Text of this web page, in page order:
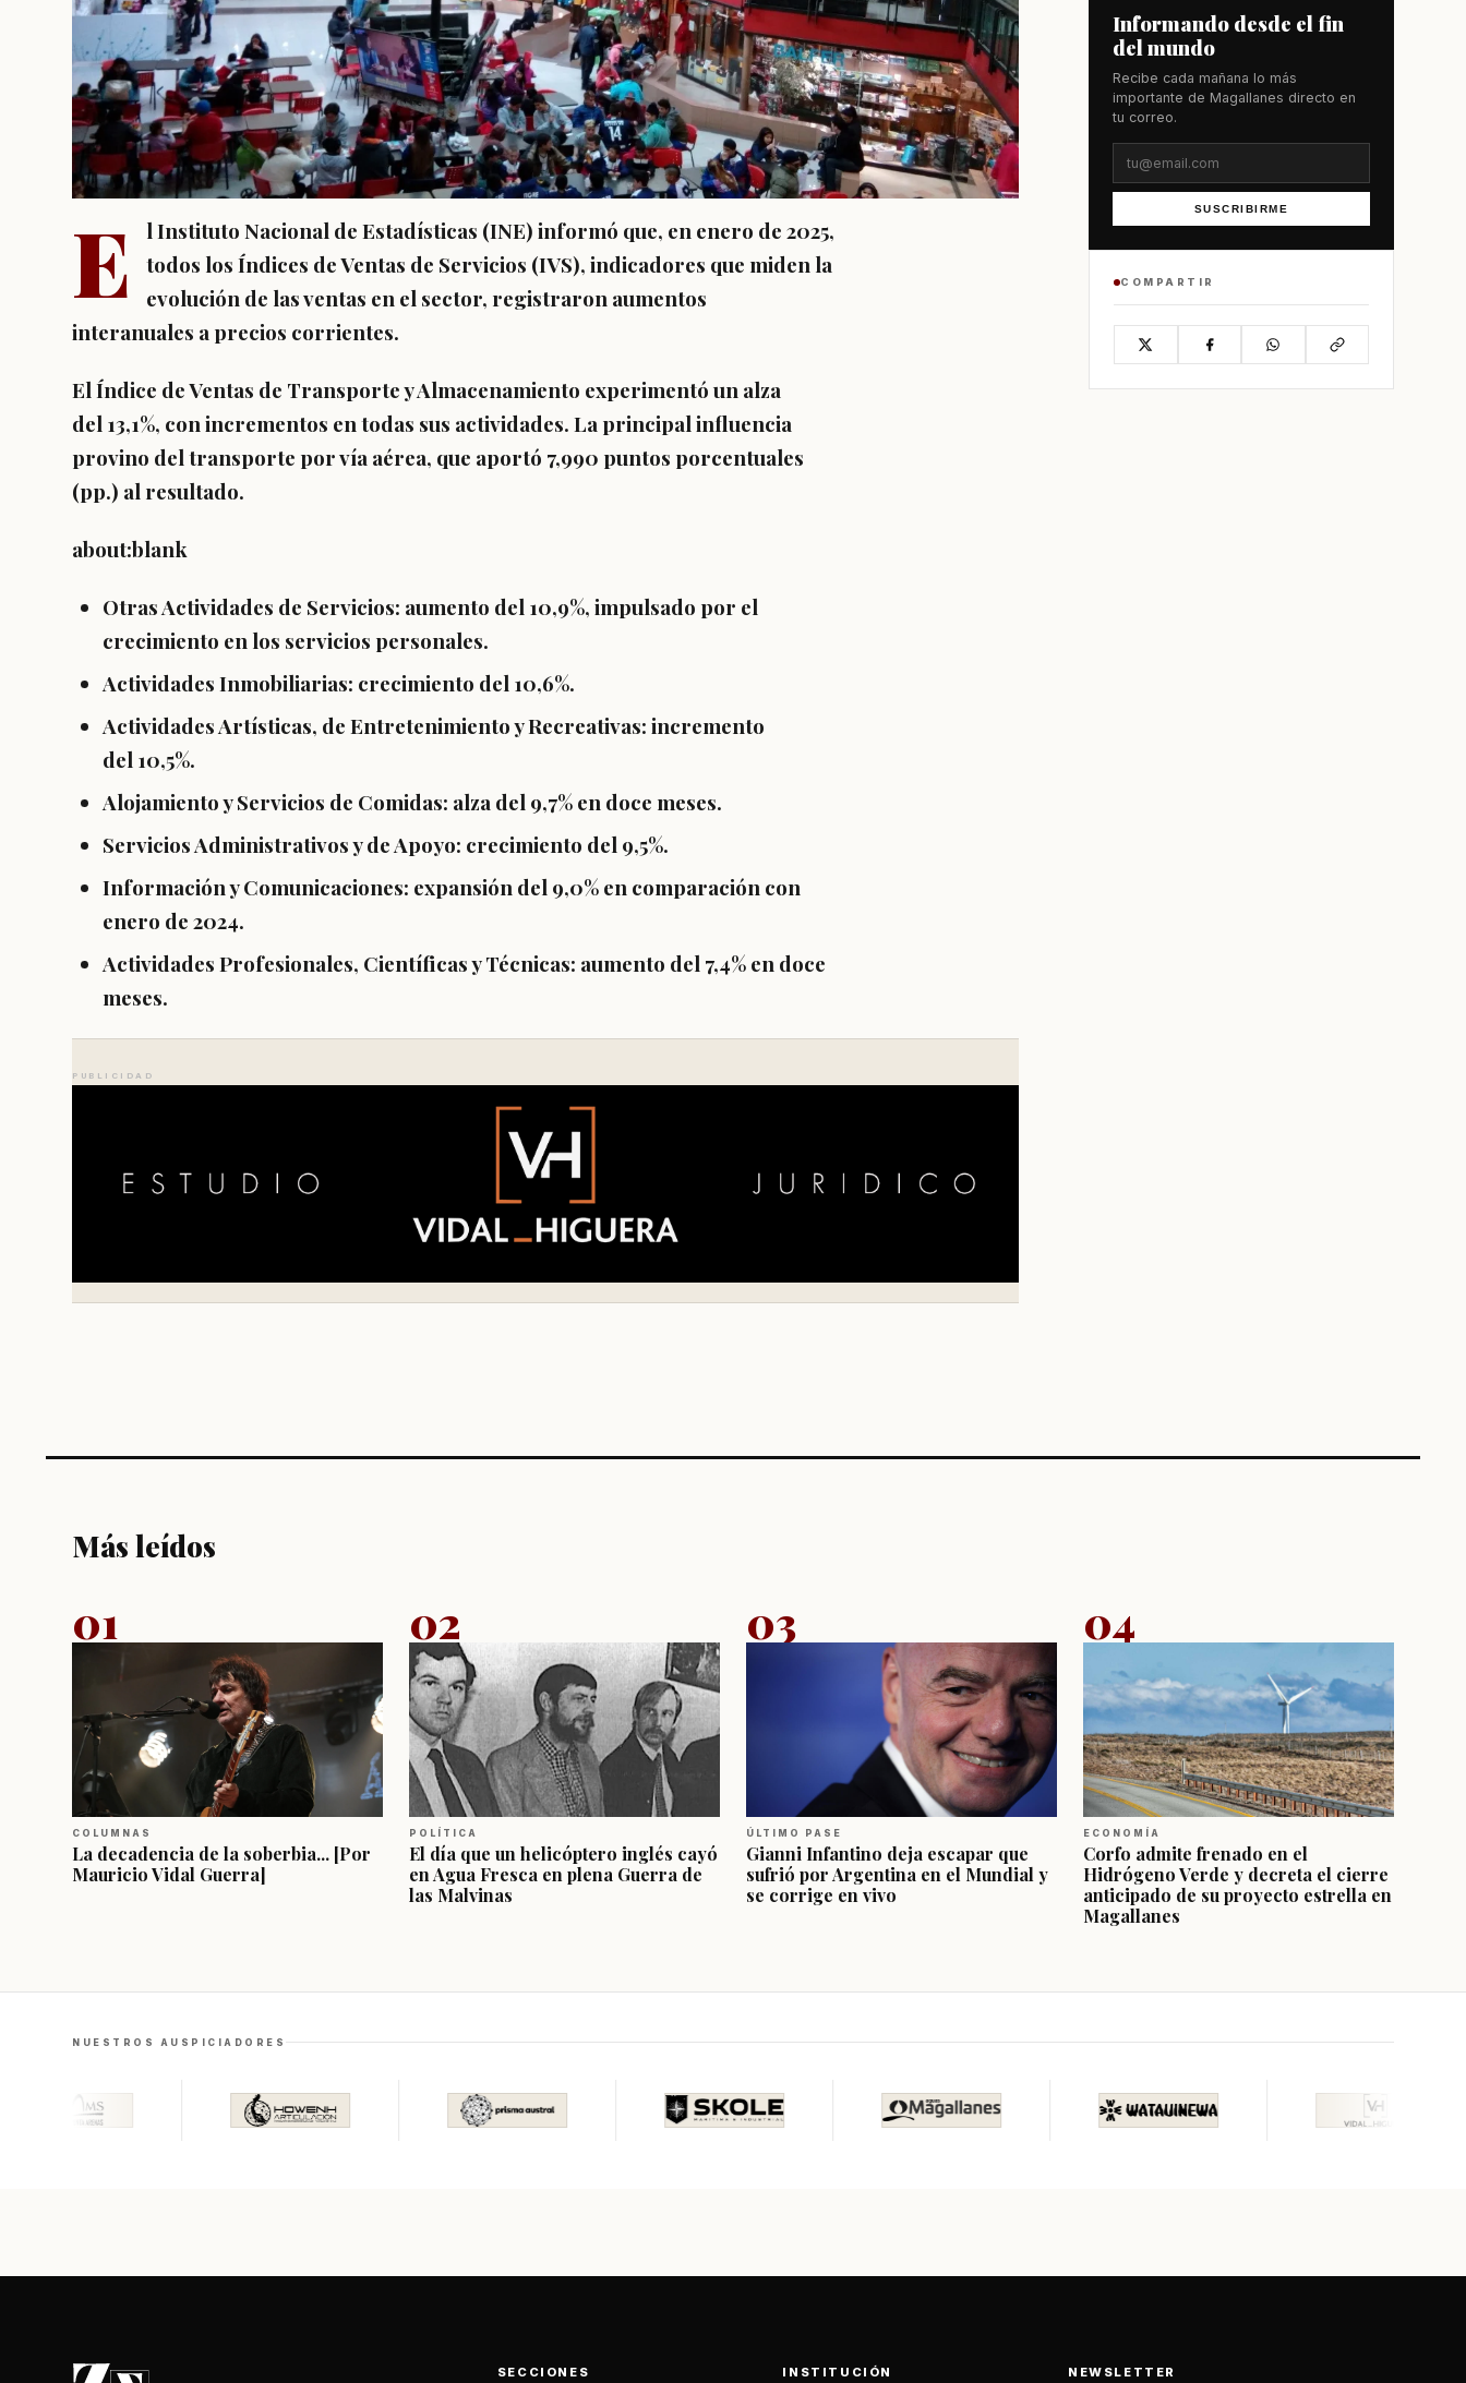
E
l Instituto Nacional de Estadísticas (INE) informó que, en enero de 2025,
todos los Índices de Ventas de Servicios (IVS), indicadores que miden la
evolución de las ventas en el sector, registraron aumentos
interanuales a precios corrientes.
ElÍndice de Ventas de Transporte y Almacenamiento experimentó un alza
del 13,1%, con incrementos en todas sus actividades. La principal influencia
provino deltransporte por vía aérea, que aportó 7,990 puntos porcentuales
(pp.) al resultado.
about:blank
Otras Actividades de Servicios: aumento del 10,9%, impulsado por el
crecimiento en los servicios personales.
Actividades Inmobiliarias: crecimiento del 10,6%.
Actividades Artísticas, de Entretenimiento y Recreativas: incremento
del 10,5%.
Alojamiento y Servicios de Comidas: alza del 9,7% en doce meses.
Servicios Administrativos y de Apoyo: crecimiento del 9,5%.
Información y Comunicaciones: expansión del 9,0% en comparación con
enero de 2024.
Actividades Profesionales, Científicas y Técnicas: aumento del 7,4% en doce
meses.
PUBLICIDAD
Informando desde el fin
del mundo
Recibe cada mañana lo más
importante de Magallanes directo en
tu correo.
SUSCRIBIRME
COMPARTIR
Más leídos
01
COLUMNAS
La decadencia de la soberbia... [Por
Mauricio Vidal Guerra]
02
POLÍTICA
El día que un helicóptero inglés cayó
en Agua Fresca en plena Guerra de
las Malvinas
03
ÚLTIMO PASE
Gianni Infantino deja escapar que
sufrió por Argentina en el Mundial y
se corrige en vivo
04
ECONOMÍA
Corfo admite frenado en el
Hidrógeno Verde y decreta el cierre
anticipado de su proyecto estrella en
Magallanes
NUESTROS AUSPICIADORES
SECCIONES INSTITUCIÓN NEWSLETTER